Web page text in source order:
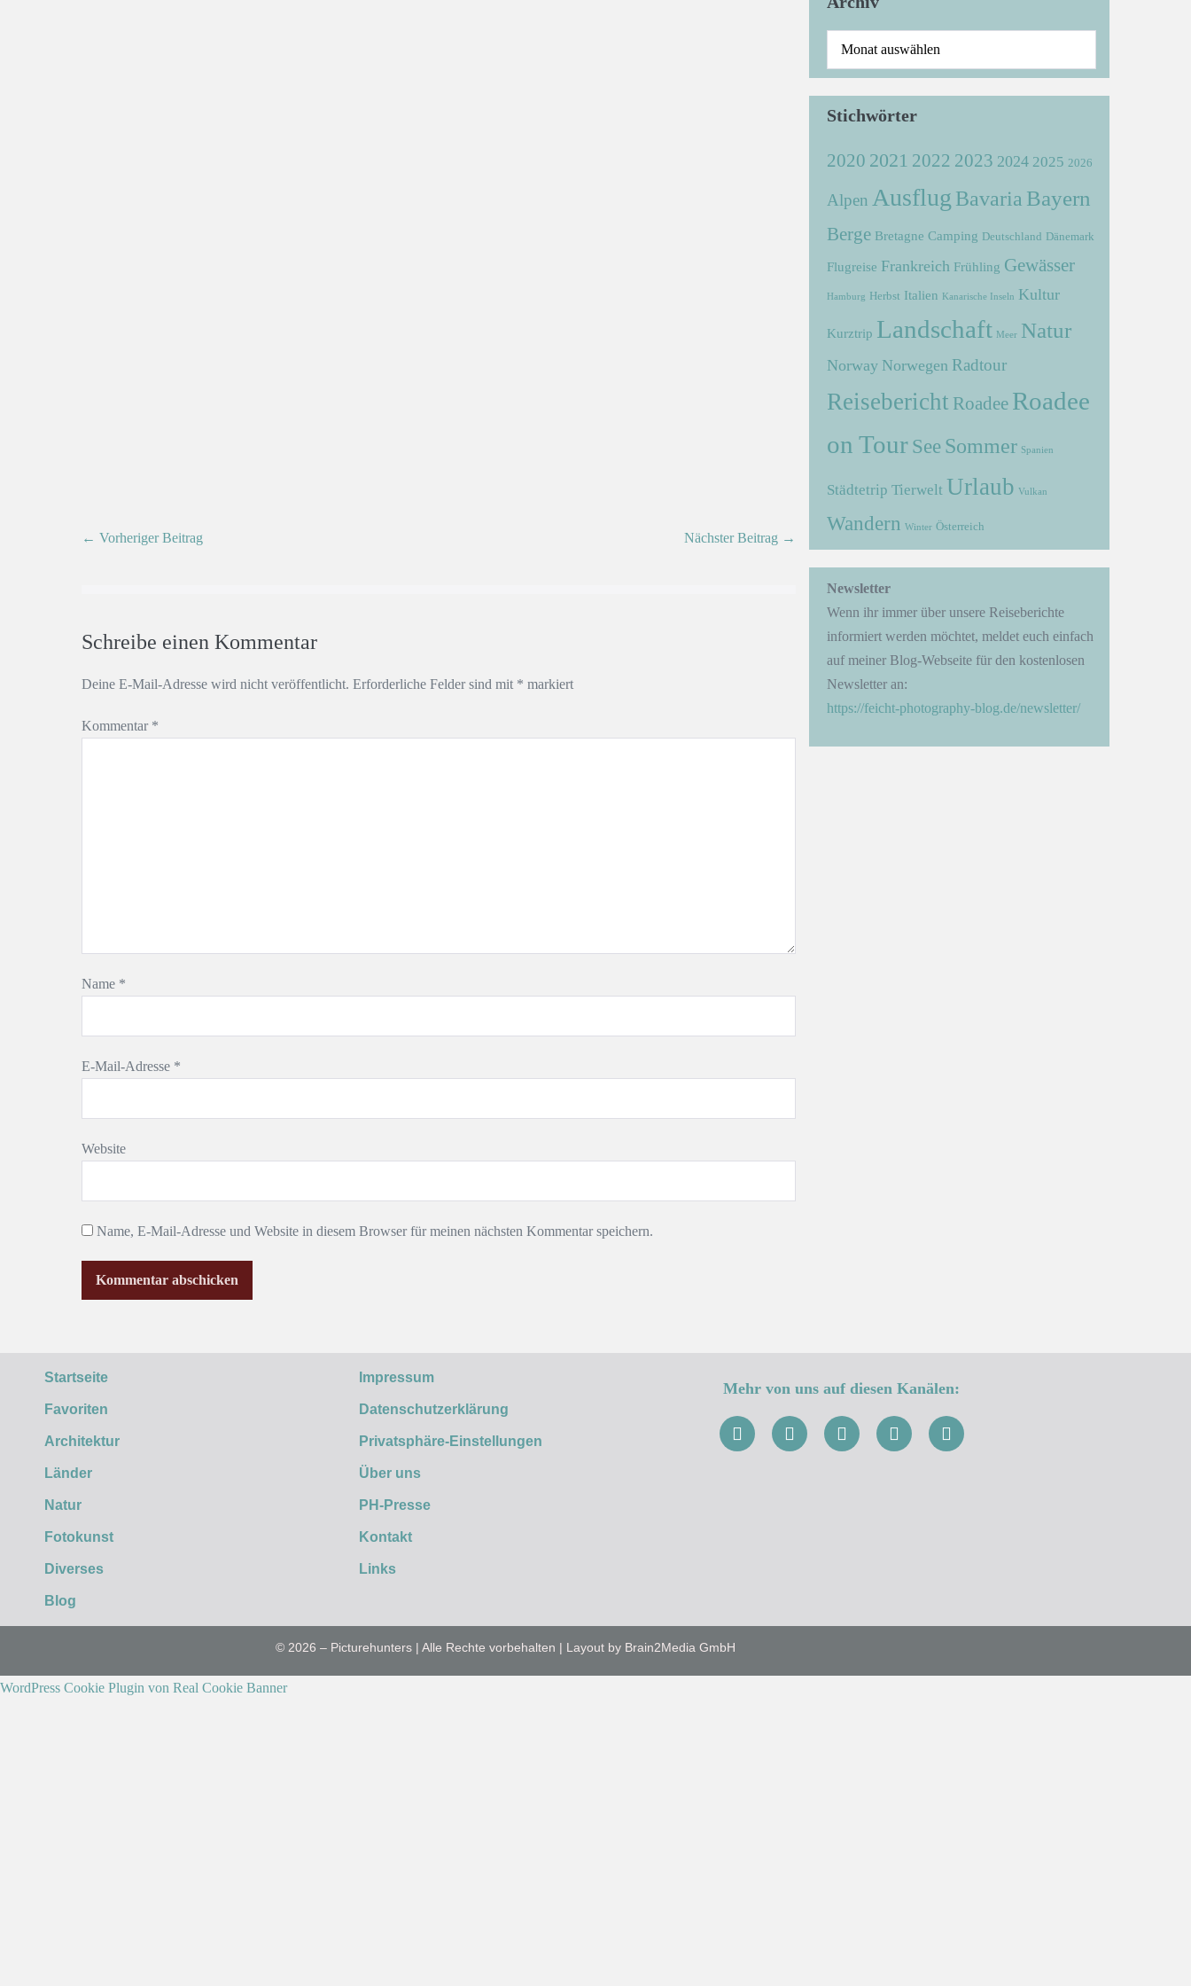
← Vorheriger Beitrag Nächster Beitrag →
Schreibe einen Kommentar
Deine E-Mail-Adresse wird nicht veröffentlicht. Erforderliche Felder sind mit * markiert
Kommentar *
Name *
E-Mail-Adresse *
Website
Name, E-Mail-Adresse und Website in diesem Browser für meinen nächsten Kommentar speichern.
Stichwörter
2020 2021 2022 2023 2024 2025 2026
Alpen Ausflug Bavaria Bayern
Berge Bretagne Camping Deutschland Dänemark
Flugreise Frankreich Frühling Gewässer
Hamburg Herbst Italien Kanarische Inseln Kultur
Kurztrip Landschaft Meer Natur
Norway Norwegen Radtour
Reisebericht Roadee Roadee
on Tour See Sommer Spanien
Städtetrip Tierwelt Urlaub Vulkan
Wandern Winter Österreich
Newsletter
Wenn ihr immer über unsere Reiseberichte
informiert werden möchtet, meldet euch einfach
auf meiner Blog-Webseite für den kostenlosen
Newsletter an:
https://feicht-photography-blog.de/newsletter/
Startseite
Favoriten
Architektur
Länder
Natur
Fotokunst
Diverses
Blog
Impressum
Datenschutzerklärung
Privatsphäre-Einstellungen
Über uns
PH-Presse
Kontakt
Links
Mehr von uns auf diesen Kanälen:
© 2026 – Picturehunters | Alle Rechte vorbehalten | Layout by Brain2Media GmbH
WordPress Cookie Plugin von Real Cookie Banner